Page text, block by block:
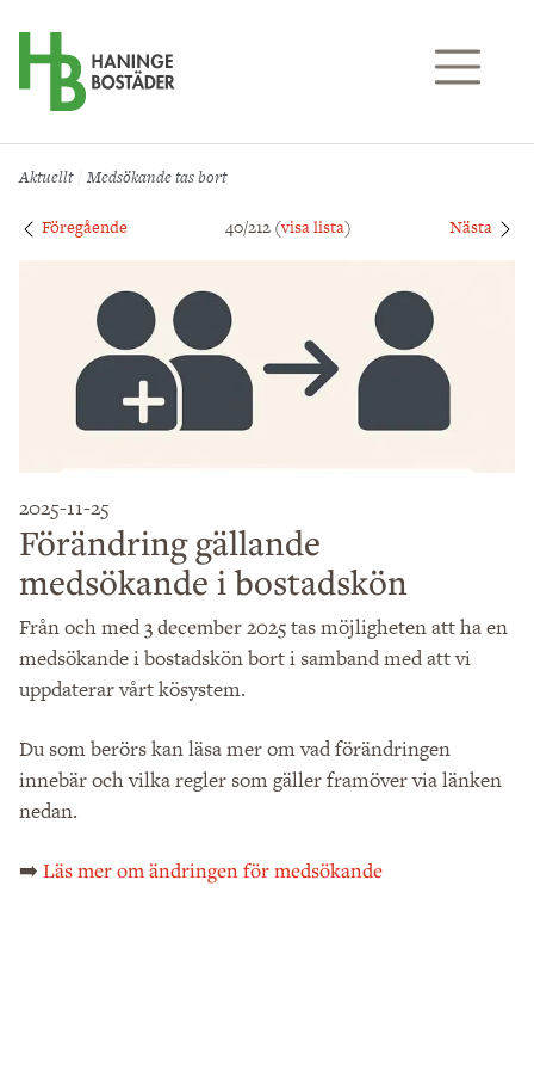
Aktuellt Medsökande tas bort
Föregående 40/212 (visa lista) Nästa
2025-11-25
Förändring gällande
medsökande i bostadskön
Från och med3 december 2025tas möjligheten att ha en
medsökande i bostadskön bort i samband med att vi
uppdaterar vårt kösystem.
Du som berörs kan läsa mer om vad förändringen
innebär och vilka regler som gäller framöver via länken
nedan.
➡️ Läs mer om ändringen för medsökande